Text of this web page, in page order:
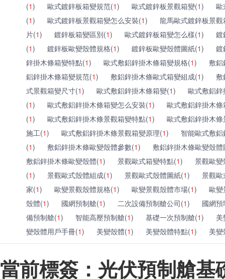
(1) 歐式鍍鋅板箱變規范(1) 歐式鍍鋅板景觀箱變(1)
歐
(1) 歐式鍍鋅板景觀箱變怎么安裝(1)
龍馬歐式鍍鋅板景
片(1) 鍍鋅板箱變區別(1) 歐式鍍鋅板箱變怎么樣(1)
鍍
(1) 鍍鋅板歐變殼體規格(1) 鍍鋅板歐變殼體圖紙(1)
鍍
鋅掛木條箱變特點(1) 歐式敷鋁鋅掛木條箱變規格(1)
敷
鋁鋅掛木條箱變規范(1) 敷鋁鋅掛木條歐式箱變組成(1)
式景觀箱變尺寸(1) 歐式敷鋁鋅掛木條箱變(1)
歐式敷鋁
(1) 歐式敷鋁鋅掛木條箱變怎么安裝(1)
歐式敷鋁鋅掛木
(1) 歐式敷鋁鋅掛木條景觀箱變特點(1)
歐式敷鋁鋅掛木
施工(1) 歐式敷鋁鋅掛木條景觀箱變原理(1)
智能歐式敷
(1) 敷鋁鋅掛木條歐變殼體參數(1)
敷鋁鋅掛木條歐變殼
敷鋁鋅掛木條歐變殼體(1) 景觀歐式箱變特點(1)
景觀歐
(1) 景觀歐式殼體組成(1) 景觀歐式殼體圖紙(1)
景觀
家(1) 歐變景觀殼體規格(1) 歐變景觀殼體市場(1)
歐變
殼體(1) 國網預制艙(1) 二次設備預制艙公司(1)
國網
備預制艙(1) 智能高壓預制艙(1) 基礎一次預制艙(1)
變殼體用戶手冊(1) 美變殼體(1) 美變殼體特點(1) 美
當前標簽：光伏預制艙基